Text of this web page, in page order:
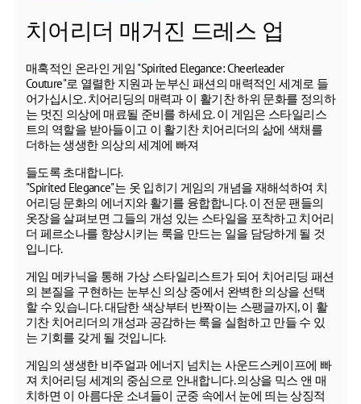
치어리더 매거진 드레스 업
매혹적인 온라인 게임 "Spirited Elegance: Cheerleader
Couture"로 열렬한 지원과 눈부신 패션의 매력적인 세계로 들
어가십시오. 치어리딩의 매력과 이 활기찬 하위 문화를 정의하
는 멋진 의상에 매료될 준비를 하세요. 이 게임은 스타일리스
트의 역할을 받아들이고 이 활기찬 치어리더의 삶에 색채를
더하는 생생한 의상의 세계에 빠져
들도록 초대합니다.
"Spirited Elegance"는 옷 입히기 게임의 개념을 재해석하여 치
어리딩 문화의 에너지와 활기를 융합합니다. 이 전문 팬들의
옷장을 살펴보면 그들의 개성 있는 스타일을 포착하고 치어리
더 페르소나를 향상시키는 룩을 만드는 일을 담당하게 될 것
입니다.
게임 메카닉을 통해 가상 스타일리스트가 되어 치어리딩 패션
의 본질을 구현하는 눈부신 의상 중에서 완벽한 의상을 선택
할 수 있습니다. 대담한 색상부터 반짝이는 스팽글까지, 이 활
기찬 치어리더의 개성과 공감하는 룩을 실험하고 만들 수 있
는 기회를 갖게 될 것입니다.
게임의 생생한 비주얼과 에너지 넘치는 사운드스케이프에 빠
져 치어리딩 세계의 중심으로 안내합니다. 의상을 믹스 앤 매
치하면 이 아름다운 소녀들이 군중 속에서 눈에 띄는 상징적